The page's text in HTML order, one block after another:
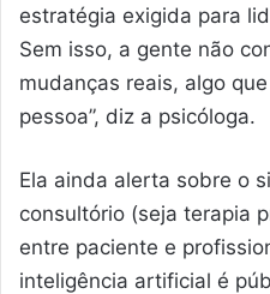
estratégia exigida para
Sem isso, a gente não
mudanças reais, algo
pessoa”, diz a psicóloga.
Ela ainda alerta sobre o
consultório (seja terapia
entre paciente e
inteligência artificial é